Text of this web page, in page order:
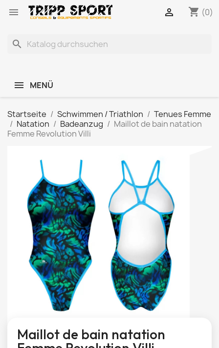
 shopping_cart (0)

search
MENÜ
Startseite Schwimmen / Triathlon
Tenues Femme
Natation
Badeanzug
Maillot de bain natation
Femme Revolution Villi
Maillot de bain natation